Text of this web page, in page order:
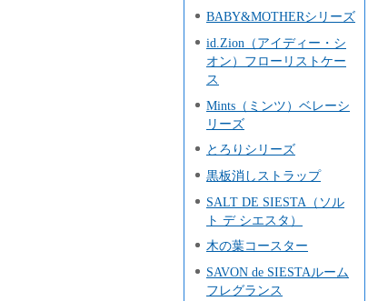
BABY&MOTHERシリーズ
id.Zion（アイディー・シ
オン）フローリストケー
ス
Mints（ミンツ）ベレーシ
リーズ
とろりシリーズ
黒板消しストラップ
SALT DE SIESTA（ソル
ト デ シエスタ）
木の葉コースター
SAVON de SIESTAルーム
フレグランス